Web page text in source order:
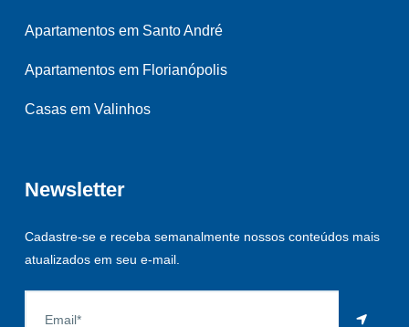
Apartamentos em Santo André
Apartamentos em Florianópolis
Casas em Valinhos
Newsletter
Cadastre-se e receba semanalmente nossos conteúdos mais
atualizados em seu e-mail.